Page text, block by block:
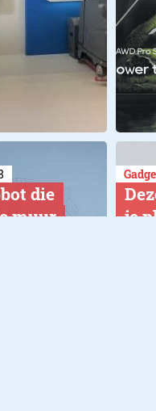
die
muur
je